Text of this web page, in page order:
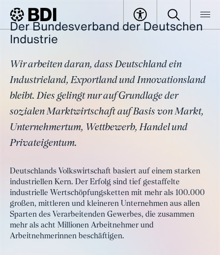
BDI Der BDI
Über uns
Der Bundesverband der Deutschen
Industrie
Wir arbeiten daran, dass Deutschland ein
Industrieland, Exportland und Innovationsland
bleibt. Dies gelingt nur auf Grundlage der
sozialen Marktwirtschaft auf Basis von Markt,
Unternehmertum, Wettbewerb, Handel und
Privateigentum.
Deutschlands Volkswirtschaft basiert auf einem starken
industriellen Kern. Der Erfolg sind tief gestaffelte
industrielle Wertschöpfungsketten mit mehr als 100.000
großen, mittleren und kleineren Unternehmen aus allen
Sparten des Verarbeitenden Gewerbes, die zusammen
mehr als acht Millionen Arbeitnehmer und
Arbeitnehmerinnen beschäftigen.